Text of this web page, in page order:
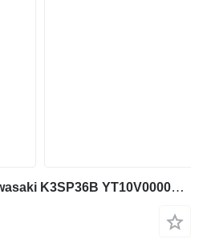
Pompe hydraulique Kawasaki K3SP36B YT10V00001F1 pour midi pelle Kobelco 70SR ,SK70SR‑2 ,75SR ,80CS